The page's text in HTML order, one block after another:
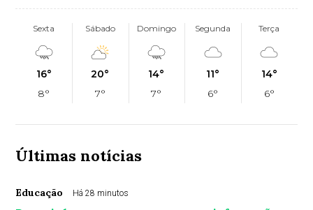
Sexta
16°
8°
Sábado
20°
7°
Domingo
14°
7°
Segunda
11°
6°
Terça
14°
6°
Últimas notícias
Educação Há 28 minutos